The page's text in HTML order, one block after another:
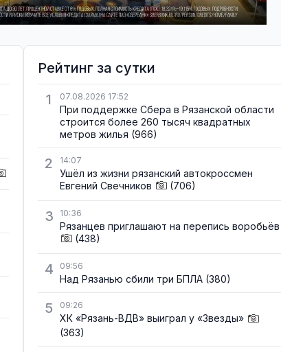
Рейтинг за сутки
1
07.08.2026 17:52
При поддержке Сбера в Рязанской области
строится более 260 тысяч квадратных
метров жилья (966)
2 14:07
Ушёл из жизни рязанский автокроссмен
Евгений Свечников
(706)
3 10:36
Рязанцев приглашают на перепись воробьёв
(438)
4 09:56
Над Рязанью сбили три БПЛА (380)
5 09:26
ХК «Рязань-ВДВ» выиграл у «Звезды»
(363)